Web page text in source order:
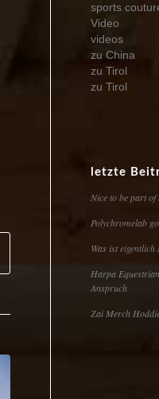
sports
Video
videos
zu China
zu Tirol
zu Tirol
letzte
Nice to be part of
Polychromelab
Was ist
Harpa
Anspruch
Zai Merch